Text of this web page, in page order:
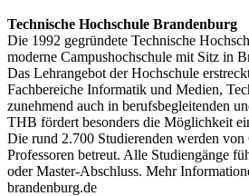
Technische Hochschule Brandenburg
Die 1992 gegründete Technische
moderne Campushochschule mit Sitz in
Das Lehrangebot der Hochschule
Fachbereiche Informatik und Medien,
zunehmend auch in berufsbegleitenden
THB fördert besonders die Möglichkeit
Die rund 2.700 Studierenden werden von
Professoren betreut. Alle Studiengänge
oder Master-Abschluss. Mehr
brandenburg.de